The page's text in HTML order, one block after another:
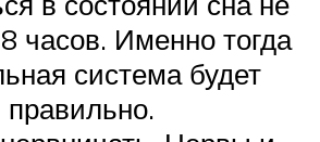
часов. Именно тогда
система будет
правильно.